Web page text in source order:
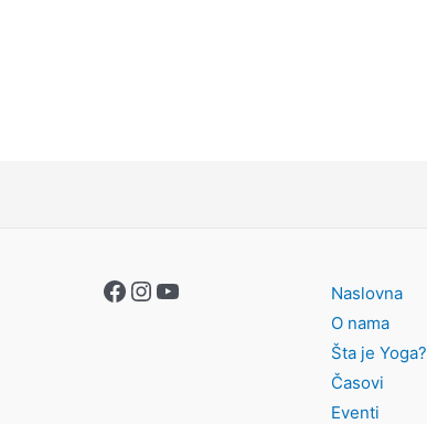
Facebook
Instagram
YouTube
Naslovna
O nama
Šta je Yoga?
Časovi
Eventi